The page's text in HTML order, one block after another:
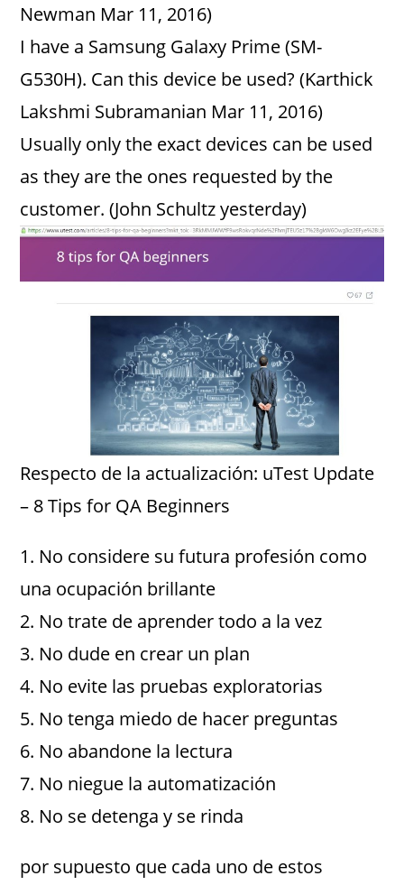
Newman Mar 11, 2016)
I have a Samsung Galaxy Prime (SM-
G530H). Can this device be used? (Karthick
Lakshmi Subramanian Mar 11, 2016)
Usually only the exact devices can be used
as they are the ones requested by the
customer. (John Schultz yesterday)
Respecto de la actualización: uTest Update
– 8 Tips for QA Beginners
1. No considere su futura profesión como
una ocupación brillante
2. No trate de aprender todo a la vez
3. No dude en crear un plan
4. No evite las pruebas exploratorias
5. No tenga miedo de hacer preguntas
6. No abandone la lectura
7. No niegue la automatización
8. No se detenga y se rinda
por supuesto que cada uno de estos